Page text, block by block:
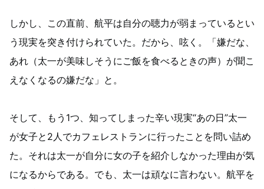
しかし、この直前、航平は自分の聴力が弱まっているとい
う現実を突き付けられていた。だから、呟く。「嫌だな、
あれ（太一が美味しそうにご飯を食べるときの声）が聞こ
えなくなるの嫌だな」と。
そして、もう1つ、知ってしまった辛い現実“あの日”太一
が女子と2人でカフェレストランに行ったことを問い詰め
た。それは太一が自分に女の子を紹介しなかった理由が気
になるからである。でも、太一は頑なに言わない。航平を